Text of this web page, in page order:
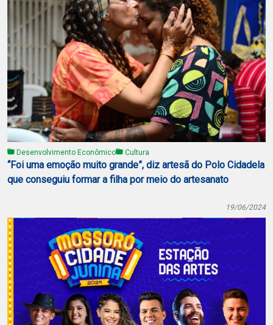
Desenvolvimento Econômico Cultura
“Foi uma emoção muito grande”, diz artesã do Polo Cidadela
que conseguiu formar a filha por meio do artesanato
19/06/2024